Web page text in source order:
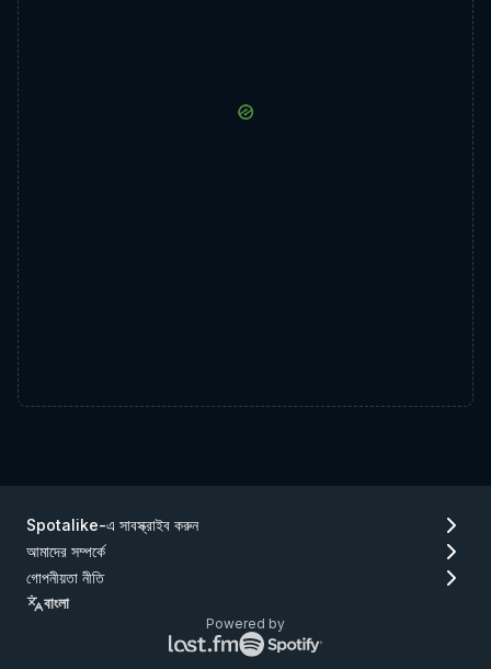
Spotalike-এ সাবস্ক্রাইব করুন
আমাদের সম্পর্কে
গোপনীয়তা নীতি
বাংলা
Powered by
Lastfm
লোগো